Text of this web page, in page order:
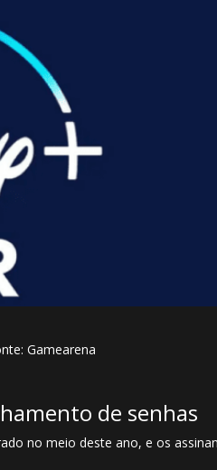
Gamearena
de senhas
no meio deste ano, e os